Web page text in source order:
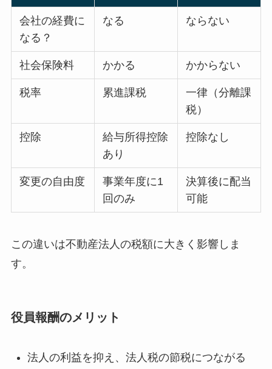
会社の経費に
なる？
なる ならない
社会保険料 かかる かからない
税率 累進課税
一律（分離課
税）
控除
給与所得控除
あり
控除なし
変更の自由度
事業年度に1
回のみ
決算後に配当
可能
この違いは不動産法人の税額に大きく影響しま
す。
役員報酬のメリット
法人の利益を抑え、法人税の節税につながる